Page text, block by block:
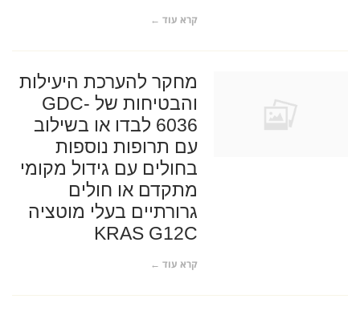
קרא עוד ←
מחקר להערכת היעילות
והבטיחות של GDC-
6036 לבדו או בשילוב
עם תרופות נוספות
בחולים עם גידול מקומי
מתקדם או חולים
גרורתיים בעלי מוטציה
KRAS G12C
קרא עוד ←